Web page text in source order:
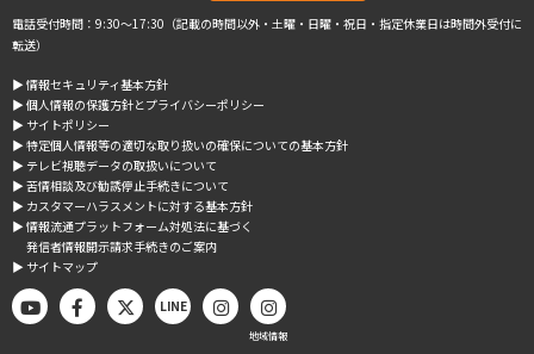
電話受付時間：9:30～17:30（記載の時間以外・土曜・日曜・祝日・指定休業日は時間外受付に
転送）
▶︎ 情報セキュリティ基本方針
▶︎ 個人情報の保護方針とプライバシーポリシー
▶︎ サイトポリシー
▶︎ 特定個人情報等の適切な取り扱いの確保についての基本方針
▶︎ テレビ視聴データの取扱いについて
▶︎ 苦情相談及び勧誘停止手続きについて
▶︎ カスタマーハラスメントに対する基本方針
▶︎ 情報流通プラットフォーム対処法に基づく
発信者情報開示請求手続きのご案内
▶︎ サイトマップ
LINE
地域情報